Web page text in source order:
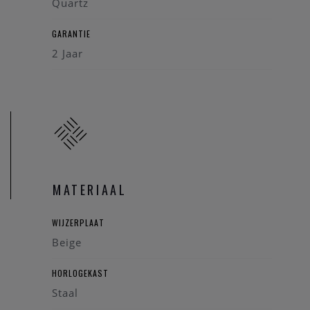
Quartz
GARANTIE
2 Jaar
MATERIAAL
WIJZERPLAAT
Beige
HORLOGEKAST
Staal